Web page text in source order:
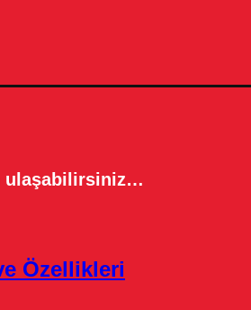
ulaşabilirsiniz…
Özellikleri